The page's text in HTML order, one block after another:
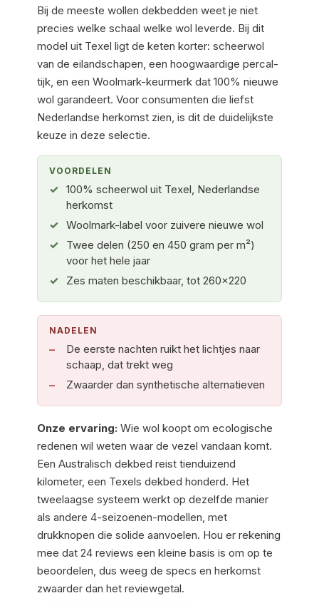
Bij de meeste wollen dekbedden weet je niet
precies welke schaal welke wol leverde. Bij dit
model uit Texel ligt de keten korter: scheerwol
van de eilandschapen, een hoogwaardige percal-
tijk, en een Woolmark-keurmerk dat 100% nieuwe
wol garandeert. Voor consumenten die liefst
Nederlandse herkomst zien, is dit de duidelijkste
keuze in deze selectie.
VOORDELEN
100% scheerwol uit Texel, Nederlandse
herkomst
Woolmark-label voor zuivere nieuwe wol
Twee delen (250 en 450 gram per m²)
voor het hele jaar
Zes maten beschikbaar, tot 260×220
NADELEN
De eerste nachten ruikt het lichtjes naar
schaap, dat trekt weg
Zwaarder dan synthetische alternatieven
Onze ervaring: Wie wol koopt om ecologische
redenen wil weten waar de vezel vandaan komt.
Een Australisch dekbed reist tienduizend
kilometer, een Texels dekbed honderd. Het
tweelaagse systeem werkt op dezelfde manier
als andere 4-seizoenen-modellen, met
drukknopen die solide aanvoelen. Hou er rekening
mee dat 24 reviews een kleine basis is om op te
beoordelen, dus weeg de specs en herkomst
zwaarder dan het reviewgetal.